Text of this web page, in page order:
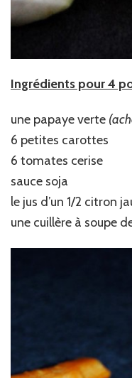
Ingrédients pour 4
une papaye verte
6 petites carottes
6 tomates cerise
sauce soja
le jus d’un 1/2 citron
une cuillère à soupe